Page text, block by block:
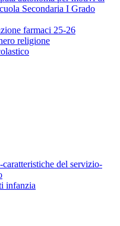
Secondaria I Grado
farmaci 25-26
religione
caratteristiche del servizio-
infanzia